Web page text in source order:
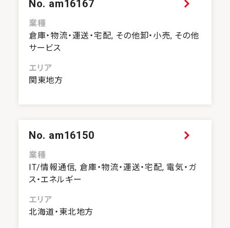
No. am16167
業種
倉庫・物流・運送・宅配, その他卸・小売, その他
サービス
エリア
関東地方
No. am16150
業種
IT/情報通信, 倉庫・物流・運送・宅配, 電気・ガ
ス・エネルギー
エリア
北海道・東北地方